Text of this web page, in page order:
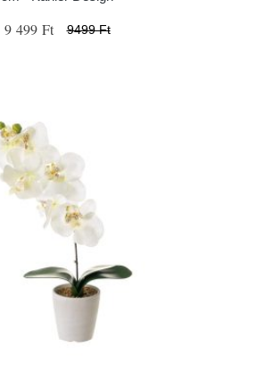
9 499 Ft 9499 Ft